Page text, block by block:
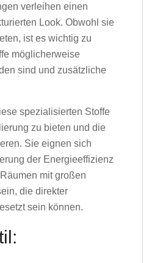
verleihen einen
Look. Obwohl sie
ist es wichtig zu
möglicherweise
sind und zusätzliche
spezialisierten Stoffe
zu bieten und die
Sie eignen sich
der Energieeffizienz
mit großen
die direkter
sein können.